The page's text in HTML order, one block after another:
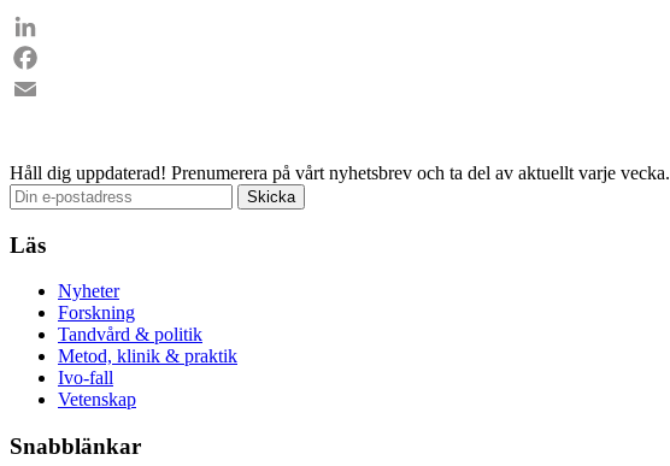
LinkedIn
Facebook
Håll dig uppdaterad! Prenumerera på vårt nyhetsbrev och ta del av aktuellt varje vecka.
Läs
Nyheter
Forskning
Tandvård & politik
Metod, klinik & praktik
Ivo-fall
Vetenskap
Snabblänkar